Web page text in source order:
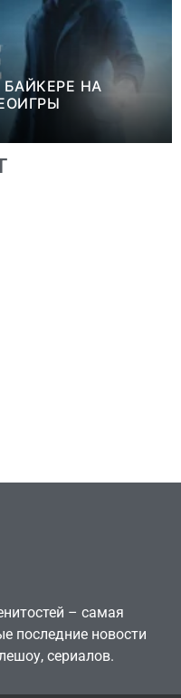
НА
Новости
Победительница
– самая
последние новости
сериалов.